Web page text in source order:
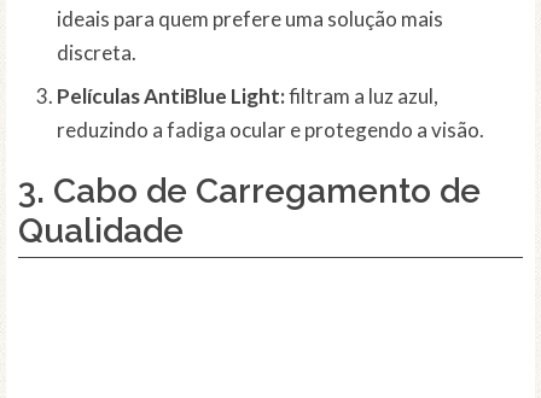
ideais para quem prefere uma solução mais
discreta.
Películas AntiBlue Light:filtram a luz azul,
reduzindo a fadiga ocular e protegendo a visão.
3. Cabo de Carregamento de
Qualidade